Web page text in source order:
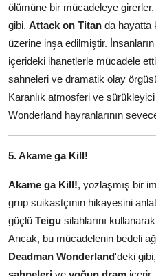
ölümüne bir mücadeleye girerler.
gibi, Attack on Titan da hayatta
üzerine inşa edilmiştir.
içerideki ihanetlerle mücadele
sahneleri ve dramatik olay
Karanlık atmosferi ve
Wonderland hayranlarının
5. Akame ga Kill!
Akame ga Kill!, yozlaşmış bir
grup suikastçının hikayesini
güçlü Teigu silahlarını
Ancak, bu mücadelenin bedeli
Deadman Wonderland'deki gibi,